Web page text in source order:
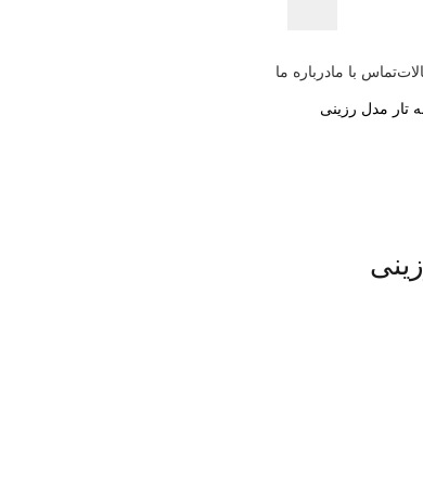
تماس با مادرباره ما
تار مدل رزینی